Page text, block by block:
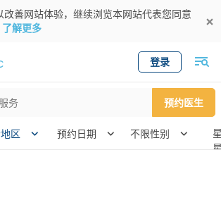
改善网站体验，继续浏览本网站代表您同意
了解更多
登录
预约医生
区 预约日期